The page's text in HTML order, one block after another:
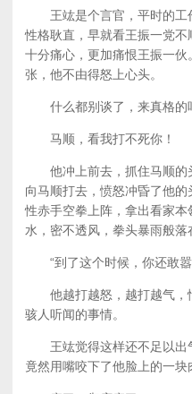
王竑是个言官，平时的工
性格耿直，早就看王振一党
十分痛心，更加痛恨王振一
张，他不由得怒上心头。
什么都别谈了，来真格的
马顺，看我打不死你！
他冲上前去，抓住马顺的
向马顺打去，愤怒冲昏了他
性赤手空拳上阵，拿出看家
水，密不透风，拳头暴雨般落
“到了这个时候，你还敢嚣
他越打越怒，越打越气，
骇人听闻的事情。
王竑觉得这样还不足以出
竟然用嘴咬下了他脸上的一块